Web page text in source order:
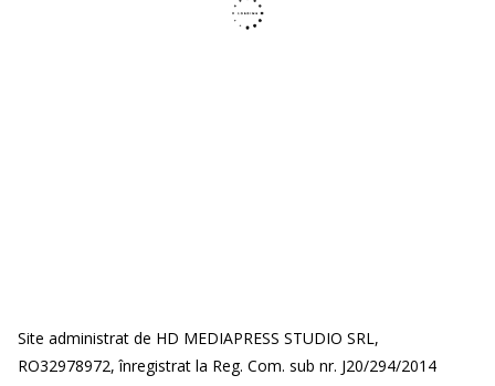
Site administrat de HD MEDIAPRESS STUDIO SRL,
RO32978972, înregistrat la Reg. Com. sub nr. J20/294/2014